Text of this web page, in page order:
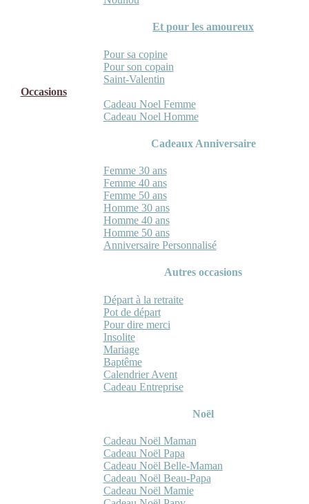
Et pour les amoureux
Pour sa copine
Pour son copain
Saint-Valentin
Occasions
Cadeau Noel Femme
Cadeau Noel Homme
Cadeaux Anniversaire
Femme 30 ans
Femme 40 ans
Femme 50 ans
Homme 30 ans
Homme 40 ans
Homme 50 ans
Anniversaire Personnalisé
Autres occasions
Départ à la retraite
Pot de départ
Pour dire merci
Insolite
Mariage
Baptême
Calendrier Avent
Cadeau Entreprise
Noël
Cadeau Noël Maman
Cadeau Noël Papa
Cadeau Noël Belle-Maman
Cadeau Noël Beau-Papa
Cadeau Noël Mamie